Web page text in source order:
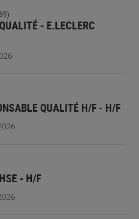
- E.LECLERC
QUALITÉ H/F - H/F
- H/F